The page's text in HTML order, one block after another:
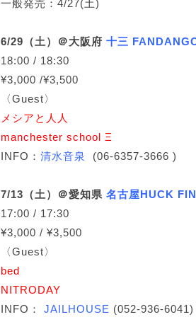
一般発売：4/27(土)
6/29（土）＠大阪府 十三
18:00 / 18:30
¥3,000 /¥3,500
〈Guest〉
メシアと人人
manchester school Ξ
INFO： 清水音泉 (06-6357-3666 )
7/13（土）＠愛知県 名古屋HUCK
17:00 / 17:30
¥3,000 / ¥3,500
〈Guest〉
bed
NITRODAY
INFO：
JAILHOUSE (052-936-6041)